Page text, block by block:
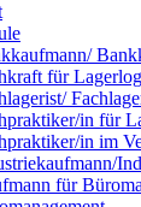
für
in für
in im
für